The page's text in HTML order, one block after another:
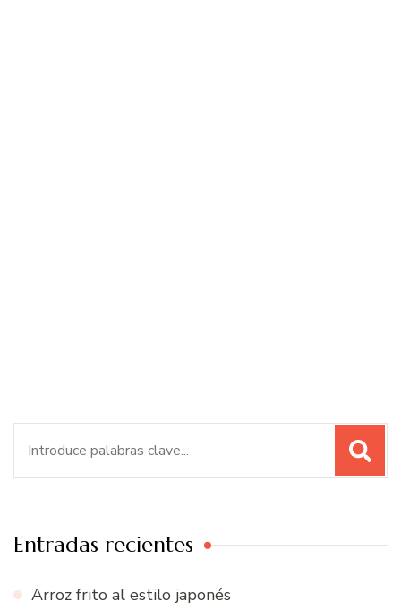
Entradas recientes
Arroz frito al estilo japonés